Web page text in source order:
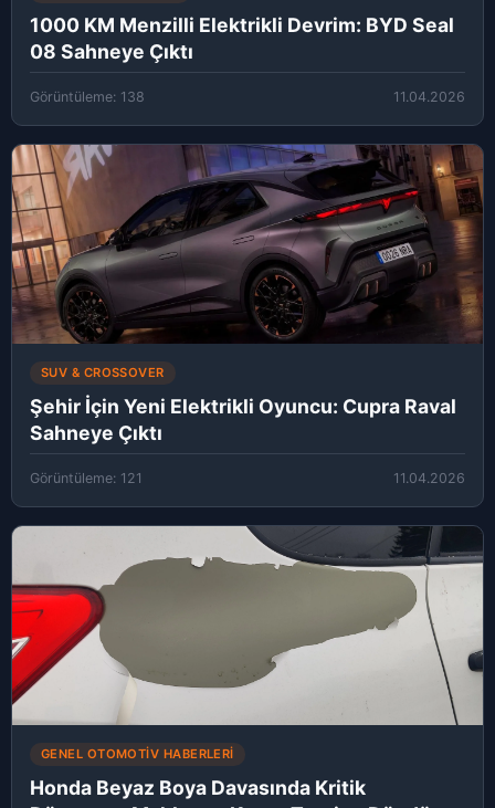
1000 KM Menzilli Elektrikli Devrim: BYD Seal
08 Sahneye Çıktı
Görüntüleme: 138 11.04.2026
SUV & CROSSOVER
Şehir İçin Yeni Elektrikli Oyuncu: Cupra Raval
Sahneye Çıktı
Görüntüleme: 121 11.04.2026
GENEL OTOMOTIV HABERLERI
Honda Beyaz Boya Davasında Kritik